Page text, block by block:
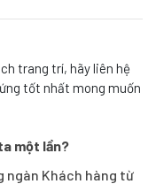
trang trí, hãy liên hệ
tốt nhất mong muốn
một lần?
ngàn Khách hàng từ